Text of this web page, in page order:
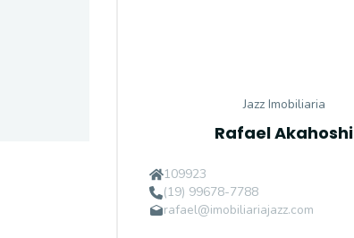
Jazz Imobiliaria
Rafael Akahoshi
109923
(19) 99678-7788
rafael@imobiliariajazz.com